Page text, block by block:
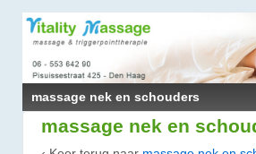
↓
DOORGAAN
HOOFDINHOUD
massage nek en schouders
massage nek en